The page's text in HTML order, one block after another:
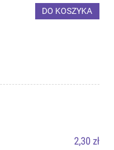
DO KOSZYKA
2,30 zł